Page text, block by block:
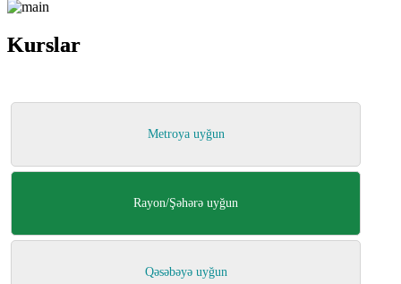
Kurslar
Kurslar
Metroya uyğun
Rayon/Şəhərə uyğun
Qəsəbəyə uyğun